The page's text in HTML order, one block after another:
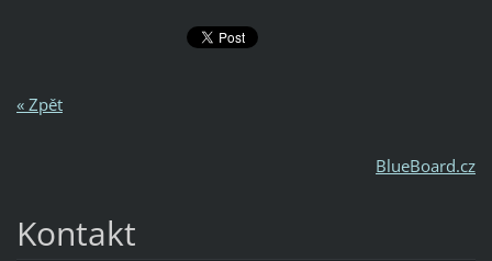
« Zpět
BlueBoard.cz
Kontakt